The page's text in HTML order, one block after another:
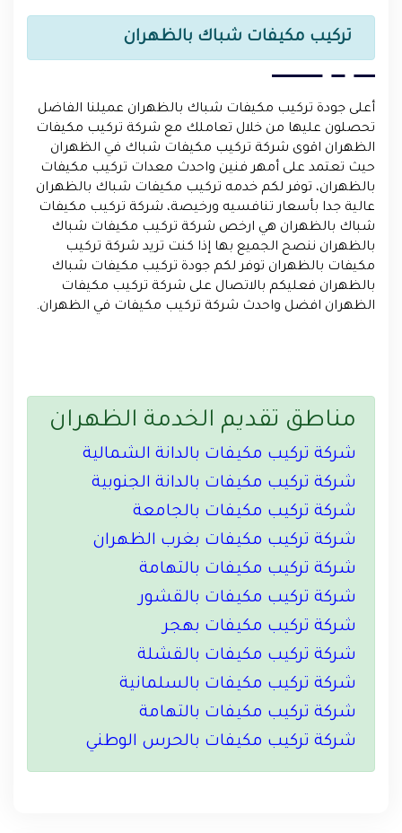
تركيب مكيفات شباك بالظهران
أعلى جودة تركيب مكيفات شباك بالظهران عميلنا الفاضل
تحصلون عليها من خلال تعاملك مع شركة تركيب مكيفات
الظهران اقوى شركة تركيب مكيفات شباك في الظهران
حيث تعتمد على أمهر فنين واحدث معدات تركيب مكيفات
بالظهران، توفر لكم خدمه تركيب مكيفات شباك بالظهران
عالية جدا بأسعار تنافسيه ورخيصة، شركة تركيب مكيفات
شباك بالظهران هي ارخص شركة تركيب مكيفات شباك
بالظهران ننصح الجميع بها إذا كنت تريد شركة تركيب
مكيفات بالظهران توفر لكم جودة تركيب مكيفات شباك
بالظهران فعليكم بالاتصال على شركة تركيب مكيفات
الظهران افضل واحدث شركة تركيب مكيفات في الظهران.
مناطق تقديم الخدمة الظهران
شركة تركيب مكيفات بالدانة الشمالية
شركة تركيب مكيفات بالدانة الجنوبية
شركة تركيب مكيفات بالجامعة
شركة تركيب مكيفات بغرب الظهران
شركة تركيب مكيفات بالتهامة
شركة تركيب مكيفات بالقشور
شركة تركيب مكيفات بهجر
شركة تركيب مكيفات بالقشلة
شركة تركيب مكيفات بالسلمانية
شركة تركيب مكيفات بالتهامة
شركة تركيب مكيفات بالحرس الوطني